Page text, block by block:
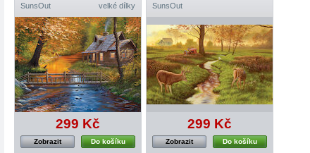
SunsOut
velké dílky
299 Kč
Do košíku
Zobrazit
SunsOut
299 Kč
Do košíku
Zobrazit